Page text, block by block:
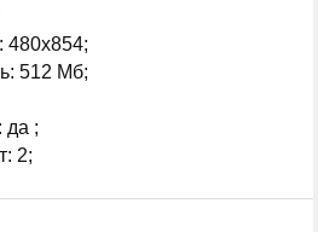
480x854;
512 Мб;
да ;
2;